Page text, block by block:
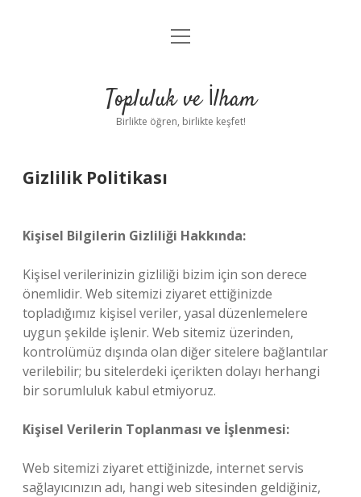
Anasayfa
Yasal Uyarı
menüyü
Topluluk ve İlham
Birlikte öğren, birlikte keşfet!
Gizlilik Politikası
Kişisel Bilgilerin Gizliliği Hakkında:
Kişisel verilerinizin gizliliği bizim için son derece
önemlidir. Web sitemizi ziyaret ettiğinizde
topladığımız kişisel veriler, yasal düzenlemelere
uygun şekilde işlenir. Web sitemiz üzerinden,
kontrolümüz dışında olan diğer sitelere bağlantılar
verilebilir; bu sitelerdeki içerikten dolayı herhangi
bir sorumluluk kabul etmiyoruz.
Kişisel Verilerin Toplanması ve İşlenmesi:
Web sitemizi ziyaret ettiğinizde, internet servis
sağlayıcınızın adı, hangi web sitesinden geldiğiniz,